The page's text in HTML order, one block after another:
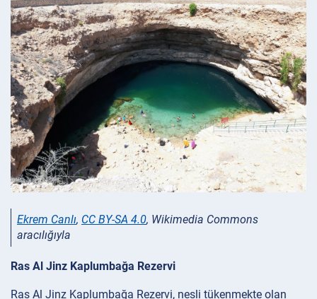
Ekrem Canlı, CC BY-SA 4.0, Wikimedia Commons
aracılığıyla
Ras Al Jinz Kaplumbağa Rezervi
Ras Al Jinz Kaplumbağa Rezervi, nesli tükenmekte olan